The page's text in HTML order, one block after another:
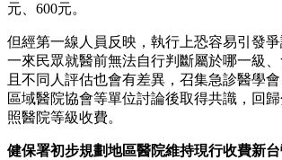
元、600元。
但經第一線人員反映，執行上恐容易引發爭
一來民眾就醫前無法自行判斷屬於哪一級
且不同人評估也會有差異，召集急診醫學會
區域醫院協會等單位討論後取得共識，回
照醫院等級收費。
健保署初步規劃地區醫院維持現行收費新